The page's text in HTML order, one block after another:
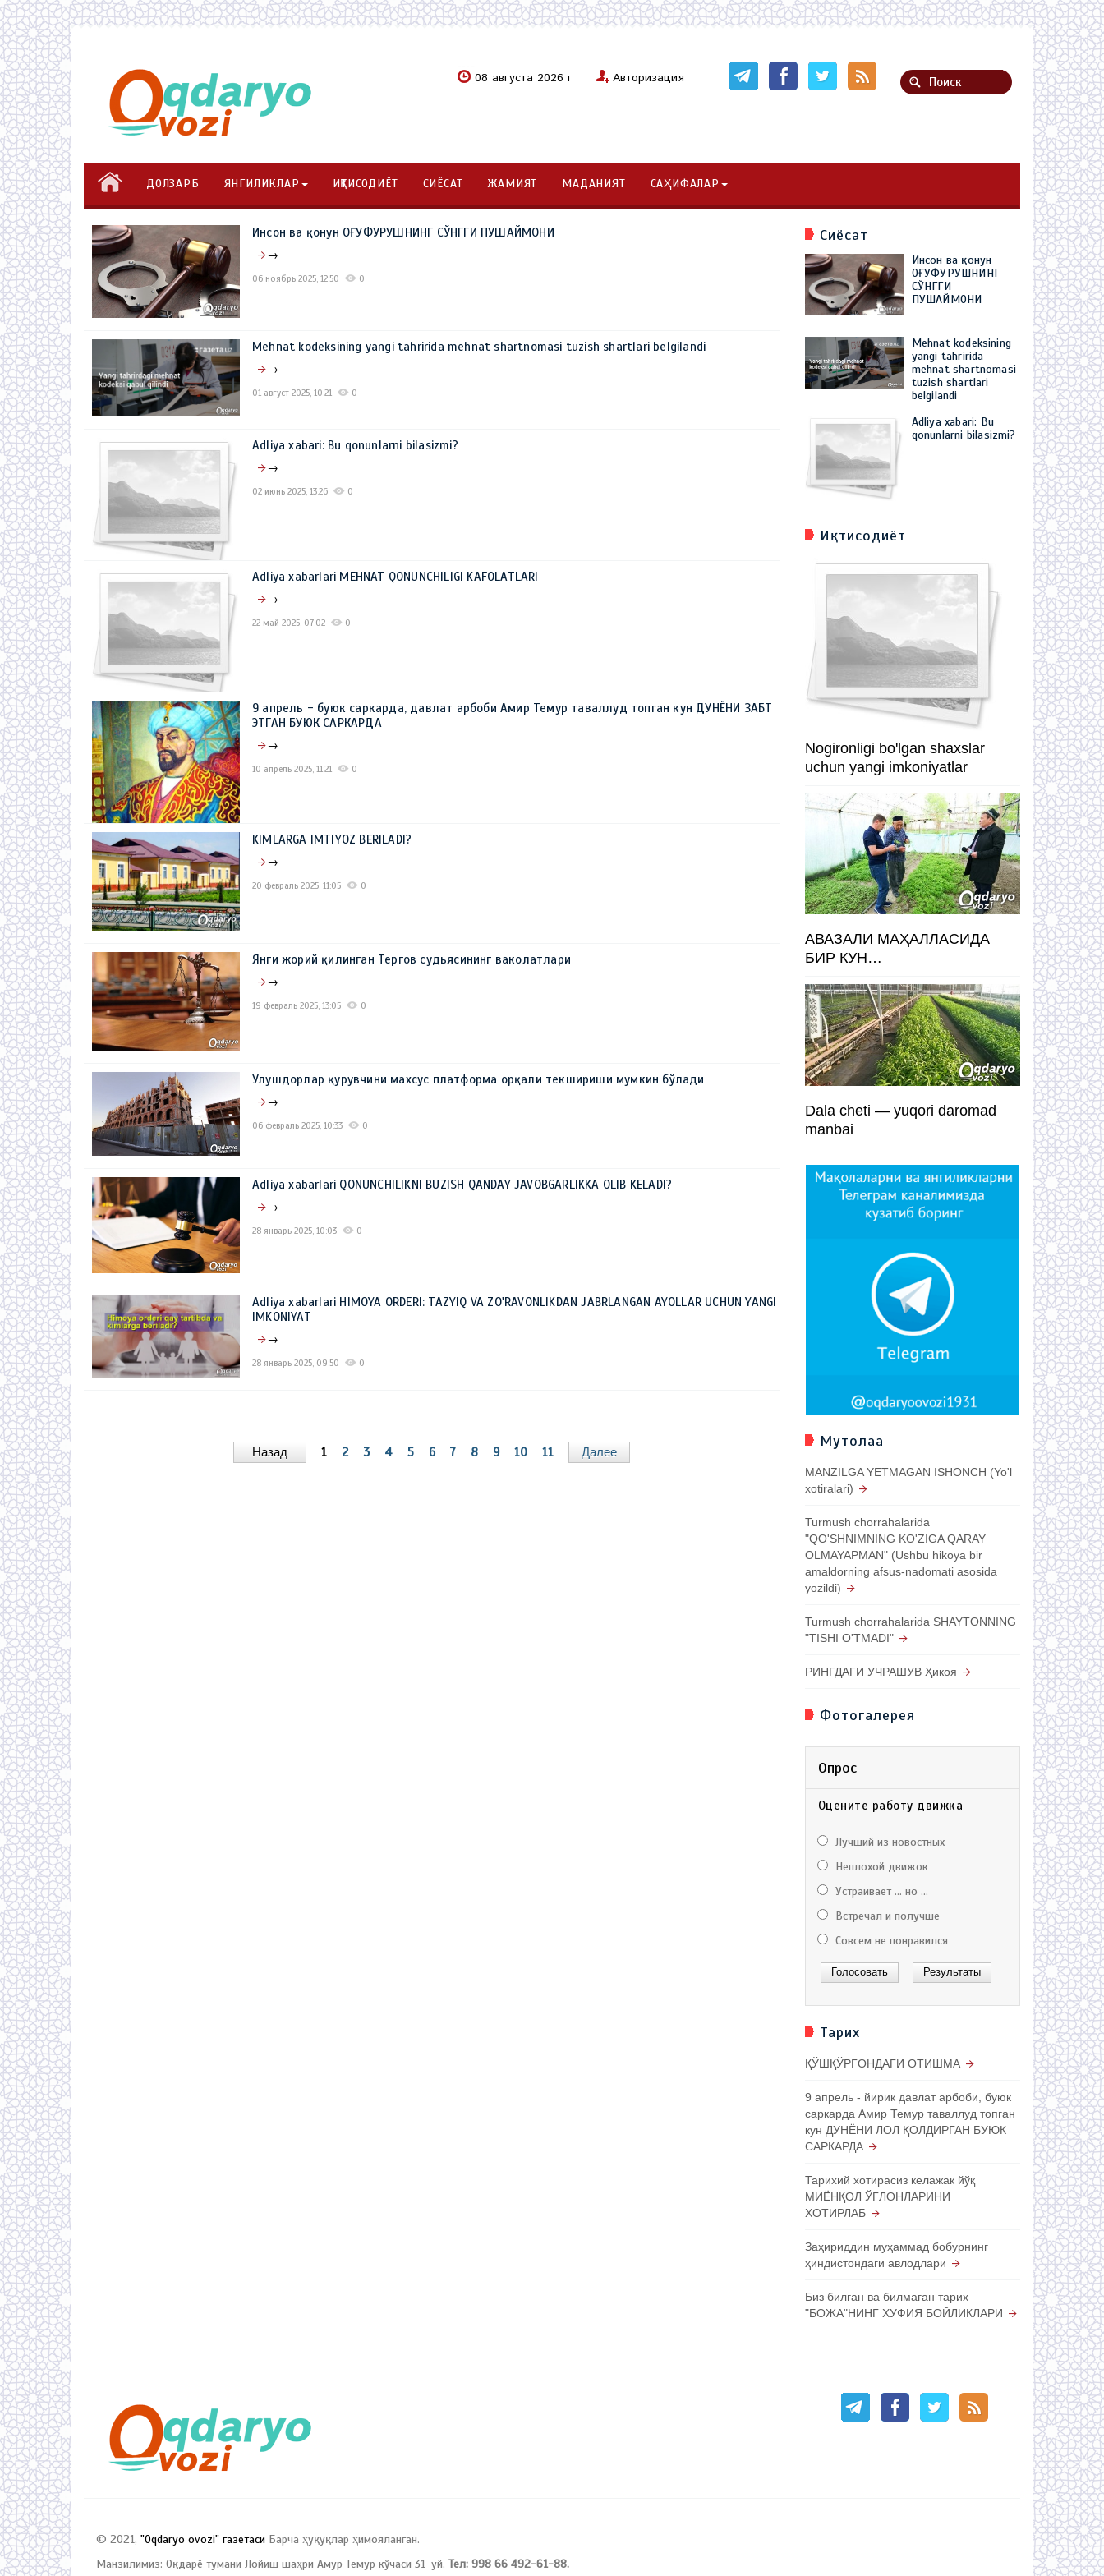
08 августа 2026 г Авторизация
ДОЛЗАРБ ЯНГИЛИКЛАР ИҚТИСОДИЁТ СИЁСАТ ЖАМИЯТ МАДАНИЯТ САҲИФАЛАР
Инсон ва қонун ОҒУФУРУШНИНГ СЎНГГИ ПУШАЙМОНИ
→
06 ноябрь 2025, 12:50 0
Mehnat kodeksining yangi tahririda mehnat shartnomasi tuzish shartlari belgilandi
→
01 август 2025, 10:21 0
Adliya xabari: Bu qonunlarni bilasizmi?
→
02 июнь 2025, 13:26 0
Adliya xabarlari MЕHNAT QONUNCHILIGI KAFOLATLARI
→
22 май 2025, 07:02 0
9 апрель - буюк саркарда, давлат арбоби Амир Темур таваллуд топган кун ДУНЁНИ ЗАБТ
ЭТГАН БУЮК САРКАРДА
→
10 апрель 2025, 11:21 0
KIMLARGA IMTIYOZ BERILADI?
→
20 февраль 2025, 11:05 0
Янги жорий қилинган Тергов судьясининг ваколатлари
→
19 февраль 2025, 13:05 0
Улушдорлар қурувчини махсус платформа орқали текшириши мумкин бўлади
→
06 февраль 2025, 10:33 0
Adliya xabarlari QONUNCHILIKNI BUZISH QANDAY JAVOBGARLIKKA OLIB KELADI?
→
28 январь 2025, 10:03 0
Adliya xabarlari HIMOYA ORDERI: TAZYIQ VA ZO'RAVONLIKDAN JABRLANGAN AYOLLAR UCHUN YANGI
IMKONIYAT
→
28 январь 2025, 09:50 0
Назад 1 2 3 4 5 6 7 8 9 10 11 Далее
Сиёсат
Инсон ва қонун
ОҒУФУРУШНИНГ
СЎНГГИ
ПУШАЙМОНИ
Mehnat kodeksining
yangi tahririda
mehnat shartnomasi
tuzish shartlari
belgilandi
Adliya xabari: Bu
qonunlarni bilasizmi?
Иқтисодиёт
Nogironligi bo'lgan shaxslar
uchun yangi imkoniyatlar
АВАЗАЛИ МАҲАЛЛАСИДА
БИР КУН…
Dala cheti — yuqori daromad
manbai
Мутолаа
MANZILGA YETMAGAN ISHONCH (Yo'l
xotiralari)
Turmush chorrahalarida
"QO'SHNIMNING KO'ZIGA QARAY
OLMAYAPMAN" (Ushbu hikoya bir
amaldorning afsus-nadomati asosida
yozildi)
Turmush chorrahalarida SHAYTONNING
"TISHI O'TMADI"
РИНГДАГИ УЧРАШУВ Ҳикоя
Фотогалерея
Опрос
Оцените работу движка
Лучший из новостных
Неплохой движок
Устраивает ... но ...
Встречал и получше
Совсем не понравился
Тарих
ҚЎШҚЎРҒОНДАГИ ОТИШМА
9 апрель - йирик давлат арбоби, буюк
саркарда Амир Темур таваллуд топган
кун ДУНЁНИ ЛОЛ ҚОЛДИРГАН БУЮК
САРКАРДА
Тарихий хотирасиз келажак йўқ
МИЁНҚОЛ ЎҒЛОНЛАРИНИ
ХОТИРЛАБ
Заҳириддин муҳаммад бобурнинг
ҳиндистондаги авлодлари
Биз билган ва билмаган тарих
"БОЖА"НИНГ ХУФИЯ БОЙЛИКЛАРИ
© 2021, "Oqdaryo ovozi" газетаси Барча ҳуқуқлар ҳимояланган.
Манзилимиз: Оқдарё тумани Лойиш шаҳри Амур Темур кўчаси 31-уй. Тел: 998 66 492-61-88.